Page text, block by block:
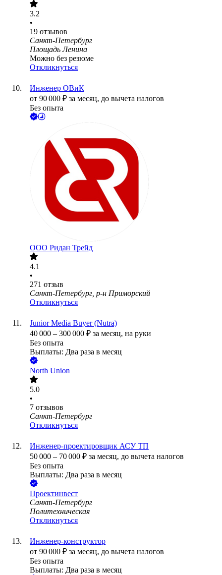
3.2
•
19 отзывов
Санкт-Петербург
Площадь Ленина
Можно без резюме
Откликнуться
Инженер ОВиК
от 90 000 ₽ за месяц, до вычета налогов
Без опыта
ООО Ридан Трейд
4.1
•
271 отзыв
Санкт-Петербург, р-н Приморский
Откликнуться
Junior Media Buyer (Nutra)
40 000 – 300 000 ₽ за месяц, на руки
Без опыта
Выплаты: Два раза в месяц
North Union
5.0
•
7 отзывов
Санкт-Петербург
Откликнуться
Инженер-проектировщик АСУ ТП
50 000 – 70 000 ₽ за месяц, до вычета налогов
Без опыта
Выплаты: Два раза в месяц
Проектинвест
Санкт-Петербург
Политехническая
Откликнуться
Инженер-конструктор
от 90 000 ₽ за месяц, до вычета налогов
Без опыта
Выплаты: Два раза в месяц